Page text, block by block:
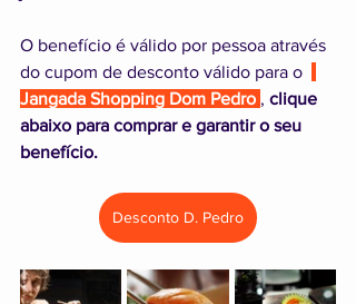
O benefício é válido por pessoa através
do cupom de desconto válido para o
Jangada Shopping Dom Pedro , clique
abaixo para comprar e garantir o seu
benefício.
Desconto D. Pedro